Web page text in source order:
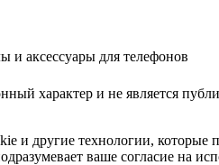
и аксессуары для телефонов
характер и не является
и другие технологии, которые
ваше согласие на